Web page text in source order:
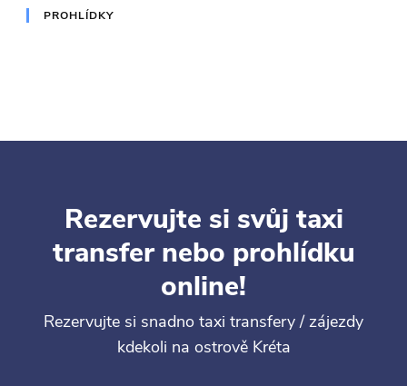
PROHLÍDKY
Rezervujte si svůj taxi
transfer nebo prohlídku
online!
Rezervujte si snadno taxi transfery / zájezdy
kdekoli na ostrově Kréta